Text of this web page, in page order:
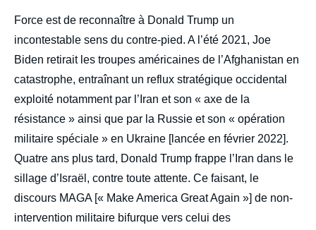
Force est de reconnaître à Donald Trump un
incontestable sens du contre-pied. A l’été 2021, Joe
Biden retirait les troupes américaines de l’Afghanistan en
catastrophe, entraînant un reflux stratégique occidental
exploité notamment par l’Iran et son « axe de la
résistance » ainsi que par la Russie et son « opération
militaire spéciale » en Ukraine [lancée en février 2022].
Quatre ans plus tard, Donald Trump frappe l’Iran dans le
sillage d’Israël, contre toute attente. Ce faisant, le
discours MAGA [« Make America Great Again »] de non-
intervention militaire bifurque vers celui des